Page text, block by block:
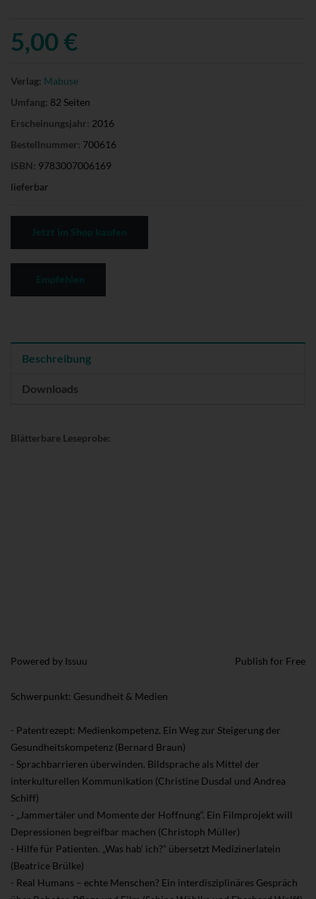
5,00 €
Verlag: Mabuse
Umfang: 82 Seiten
Erscheinungsjahr: 2016
Bestellnummer: 700616
ISBN: 9783007006169
lieferbar
Beschreibung
Downloads
Blätterbare Leseprobe:
Powered by Issuu Publish for Free
Schwerpunkt: Gesundheit & Medien
- Patentrezept: Medienkompetenz. Ein Weg zur Steigerung der
Gesundheitskompetenz (Bernard Braun)
- Sprachbarrieren überwinden. Bildsprache als Mittel der
interkulturellen Kommunikation (Christine Dusdal und Andrea
Schiff)
- „Jammertäler und Momente der Hoffnung“. Ein Filmprojekt will
Depressionen begreifbar machen (Christoph Müller)
- Hilfe für Patienten. „Was hab‘ ich?“ übersetzt Medizinerlatein
(Beatrice Brülke)
- Real Humans – echte Menschen? Ein interdisziplinäres Gespräch